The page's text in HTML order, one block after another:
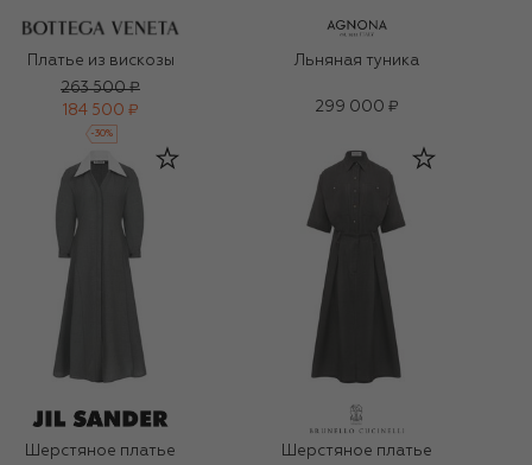
Платье из вискозы
263 500 ₽
184 500 ₽
-30%
Льняная туника
299 000 ₽
Шерстяное платье
Шерстяное платье